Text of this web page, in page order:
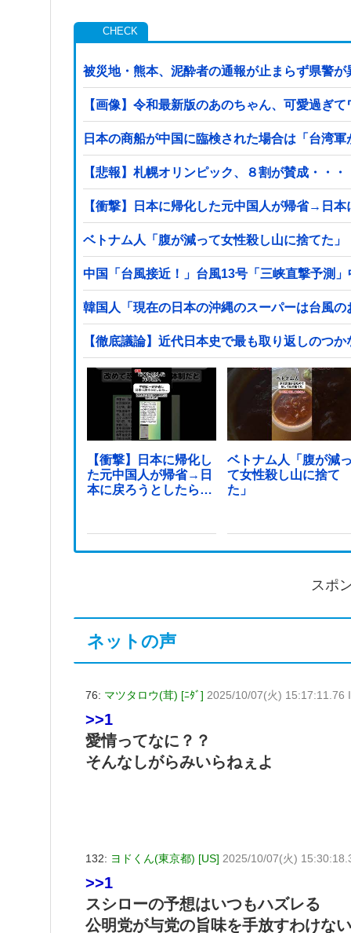
被災地・熊本、泥酔者の通報が止まらず県警が
【画像】令和最新版のあのちゃん、可愛過ぎ
日本の商船が中国に臨検された場合は「台湾
【悲報】札幌オリンピック、８割が賛成・・・
【衝撃】日本に帰化した元中国人が帰省→日
ベトナム人「腹が減って女性殺し山に捨てた」
中国「台風接近！」台風13号「三峡直撃予測
韓国人「現在の日本の沖縄のスーパーは台風
【徹底議論】近代日本史で最も取り返しのつ
【衝撃】日本に帰化し
た元中国人が帰省→日
本に戻ろうとしたら…
ベトナム人「腹が減
て女性殺し山に捨て
た」
スポ
ネットの声
76: マツタロウ(茸) [ﾆﾀﾞ] 2025/10/07(火) 15:17:11.76
>>1
愛情ってなに？？
そんなしがらみいらねぇよ
132: ヨドくん(東京都) [US] 2025/10/07(火)
>>1
スシローの予想はいつもハズレる
公明党が与党の旨味を手放すわけな